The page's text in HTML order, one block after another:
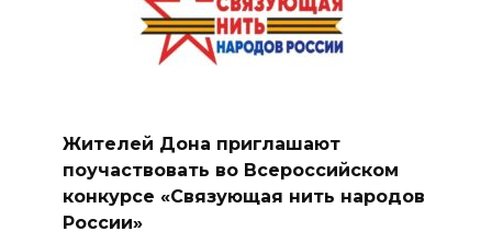
Жителей Дона приглашают
поучаствовать во Всероссийском
конкурсе «Связующая нить народов
России»